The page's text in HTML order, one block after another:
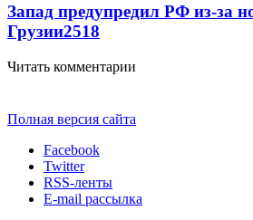
Запад предупредил РФ из-за
Грузии2518
Читать комментарии
Полная версия сайта
Facebook
Twitter
RSS-ленты
E-mail рассылка